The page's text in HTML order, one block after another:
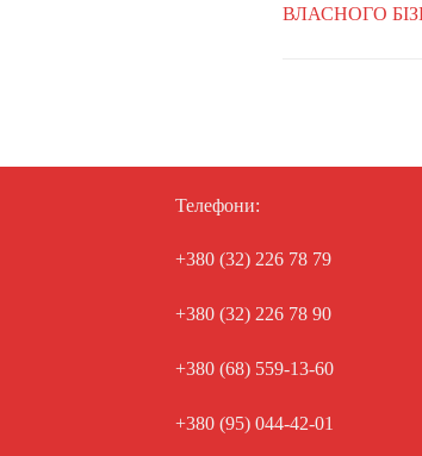
ВЛАСНОГО
Телефони:
+380 (32) 226 78 79
+380 (32) 226 78 90
+380 (68) 559-13-60
+380 (95) 044-42-01